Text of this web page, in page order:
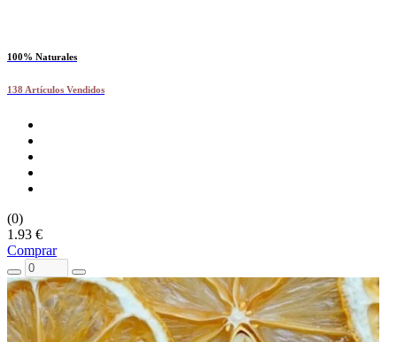
100% Naturales
138 Artículos Vendidos
(0)
1.93 €
Comprar